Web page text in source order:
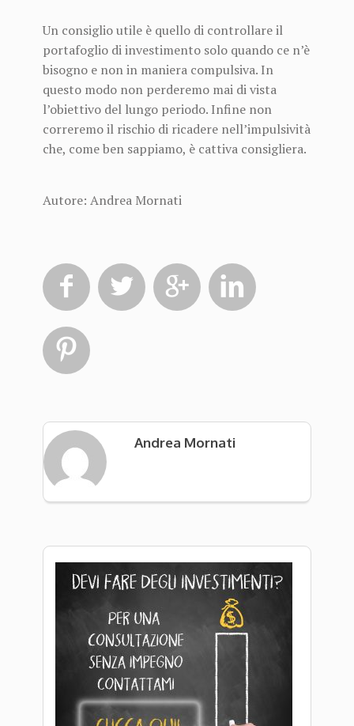
Un consiglio utile è quello di controllare il
portafoglio di investimento solo quando ce n’è
bisogno e non in maniera compulsiva. In
questo modo non perderemo mai di vista
l’obiettivo del lungo periodo. Infine non
correremo il rischio di ricadere nell’impulsività
che, come ben sappiamo, è cattiva consigliera.
Autore: Andrea Mornati
   

Andrea Mornati